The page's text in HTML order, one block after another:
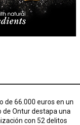
de 66.000 euros en un
de Ontur destapa una
con 52 delitos